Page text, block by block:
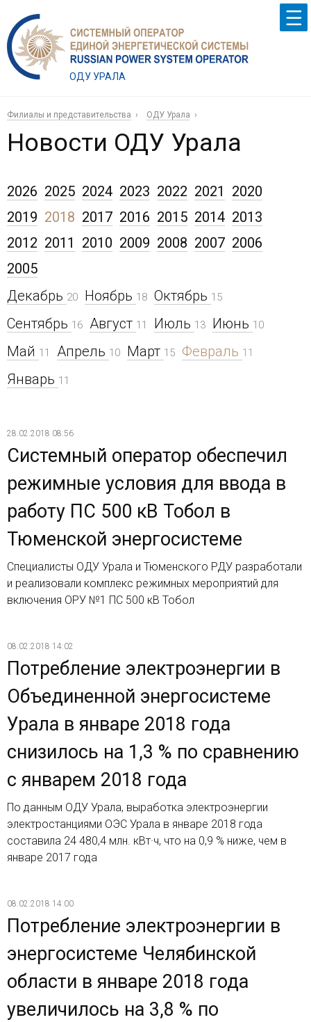
ОДУ УРАЛА
Филиалы и представительства ОДУ Урала
Новости ОДУ Урала
2026 2025 2024 2023 2022 2021
2020
2019 2018
Декабрь 20 Ноябрь 18 Октябрь 15
Сентябрь 16 Август 11 Июль 13 Июнь 10
Май 11 Апрель 10 Март 15 Февраль 11
Январь 11
2017 2016 2015 2014 2013
2012 2011 2010 2009 2008 2007 2006
2005
28.02.2018 08:56
Системный оператор обеспечил
режимные условия для ввода в
работу ПС 500 кВ Тобол в
Тюменской энергосистеме
Специалисты ОДУ Урала и Тюменского РДУ разработали
и реализовали комплекс режимных мероприятий для
включения ОРУ №1 ПС 500 кВ Тобол
08.02.2018 14:02
Потребление электроэнергии в
Объединенной энергосистеме
Урала в январе 2018 года
снизилось на 1,3 % по сравнению
с январем 2018 года
По данным ОДУ Урала, выработка электроэнергии
электростанциями ОЭС Урала в январе 2018 года
составила 24 480,4 млн. кВт·ч, что на 0,9 % ниже, чем в
январе 2017 года
08.02.2018 14:00
Потребление электроэнергии в
энергосистеме Челябинской
области в январе 2018 года
увеличилось на 3,8 % по